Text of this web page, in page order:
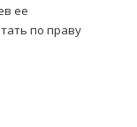
ее
по праву